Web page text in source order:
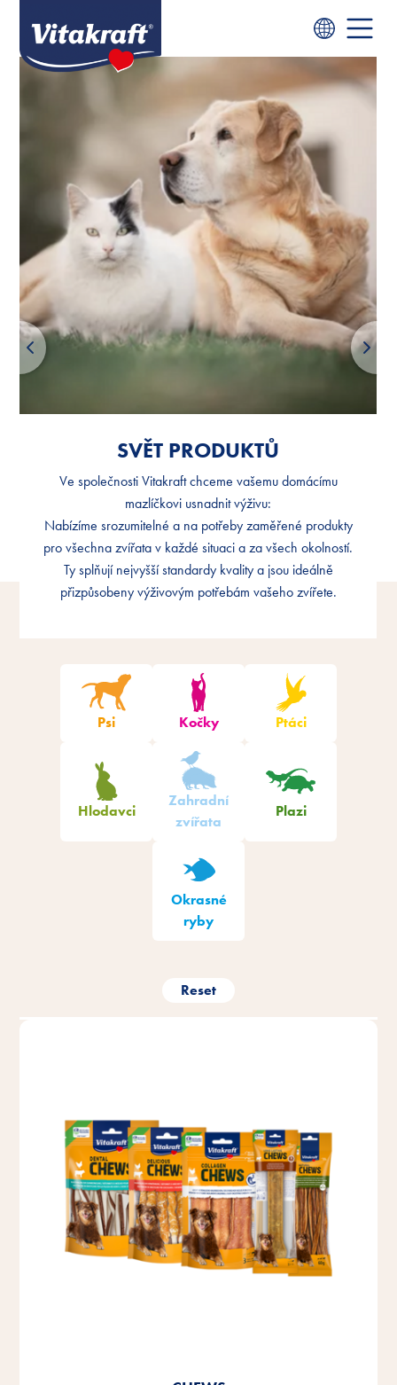
SVĚT PRODUKTŮ
Ve společnosti Vitakraft chceme vašemu domácímu
mazlíčkovi usnadnit výživu:
Nabízíme srozumitelné a na potřeby zaměřené produkty
pro všechna zvířata v každé situaci a za všech okolností.
Ty splňují nejvyšší standardy kvality a jsou ideálně
přizpůsobeny výživovým potřebám vašeho zvířete.
SVĚT PRODUKTŮ
Ve společnosti Vitakraft chceme vašemu domácímu
mazlíčkovi usnadnit výživu:
Nabízíme srozumitelné a na potřeby zaměřené produkty
pro všechna zvířata v každé situaci a za všech okolností.
Ty splňují nejvyšší standardy kvality a jsou ideálně
přizpůsobeny výživovým potřebám vašeho zvířete.
Psi Kočky Ptáci
Hlodavci
Zahradní
zvířata
Plazi
Okrasné
ryby
Reset